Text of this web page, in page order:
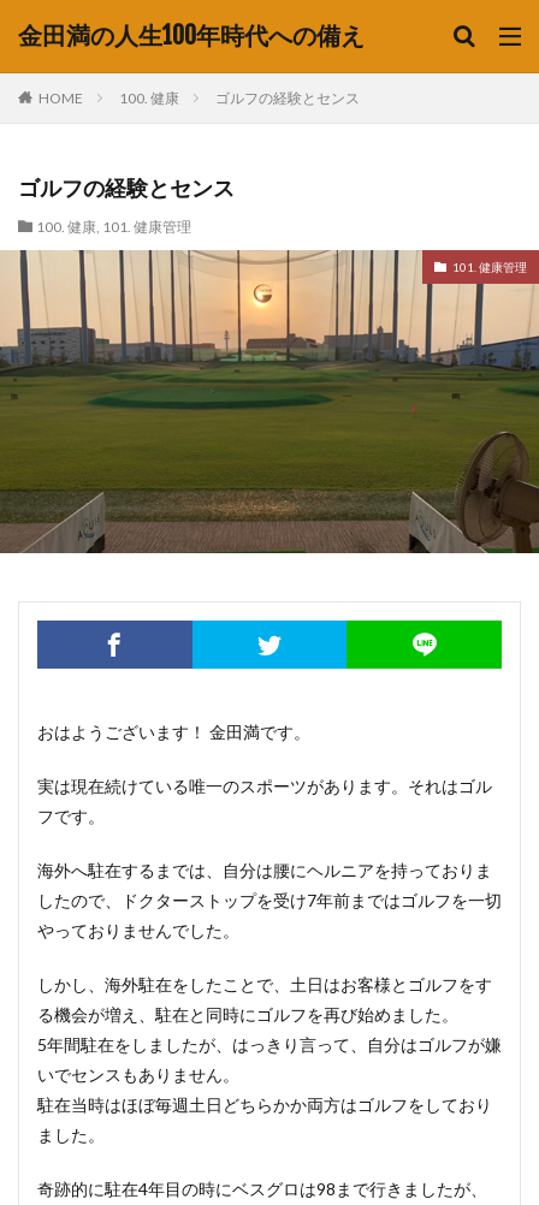
金田満の人生100年時代への備え
HOME 100. 健康 ゴルフの経験とセンス
ゴルフの経験とセンス
100. 健康, 101. 健康管理
101. 健康管理
おはようございます！ 金田満です。
実は現在続けている唯一のスポーツがあります。それはゴル
フです。
海外へ駐在するまでは、自分は腰にヘルニアを持っておりま
したので、ドクターストップを受け7年前まではゴルフを一切
やっておりませんでした。
しかし、海外駐在をしたことで、土日はお客様とゴルフをす
る機会が増え、駐在と同時にゴルフを再び始めました。
5年間駐在をしましたが、はっきり言って、自分はゴルフが嫌
いでセンスもありません。
駐在当時はほぼ毎週土日どちらかか両方はゴルフをしており
ました。
奇跡的に駐在4年目の時にベスグロは98まで行きましたが、